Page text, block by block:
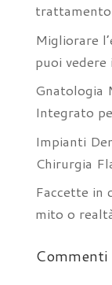
Migliorare
puoi
Gnatologia
Integrato
Impianti
Chirurgia
Faccette in
mito o